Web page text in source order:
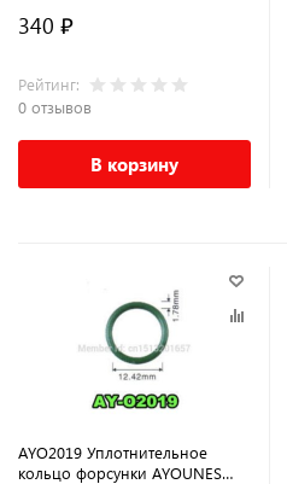
340 ₽
Рейтинг:
0 отзывов
В корзину
AYO2019 Уплотнительное
кольцо форсунки AYOUNES